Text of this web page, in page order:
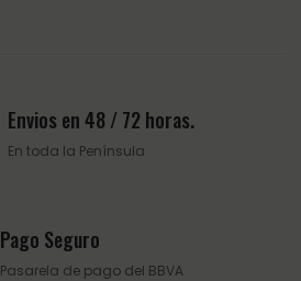
Envios en 48 / 72 horas.
En toda la Península
Pago Seguro
Pasarela de pago del BBVA